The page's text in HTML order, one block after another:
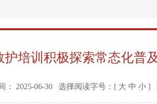
培训积极探索常态化普
： 2025-06-30 选择阅读字号：[ 大 中 小 ]